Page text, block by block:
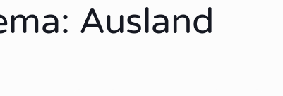
Ausland